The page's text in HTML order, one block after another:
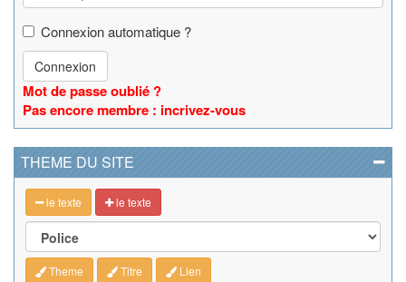
Connexion automatique ?
Connexion
Mot de passe oublié ?
Pas encore membre : incrivez-vous
THEME DU SITE
le texte le texte
Theme Titre Lien